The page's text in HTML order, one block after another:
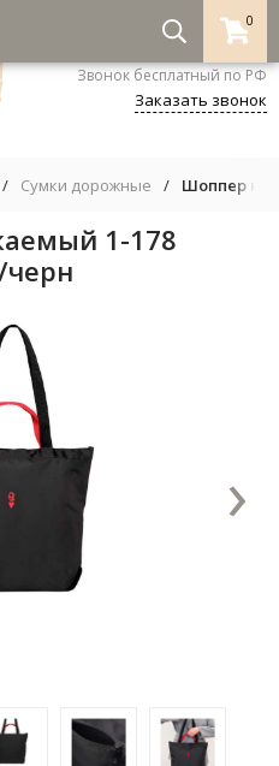
0
8-800-333-5530
Звонок бесплатный по РФ
Заказать звонок
/ Сумки дорожные / Шоппер
1-178
›